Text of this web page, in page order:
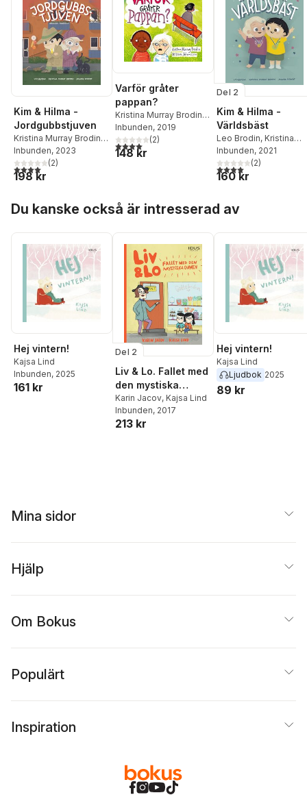
Kim & Hilma -
Jordgubbstjuven
Kristina Murray Brodin,
Leo Brodin
Inbunden, 2023
4,0utav 5 stjärnor. Totalt antal röster:
(2)
198 kr
Varför gråter
pappan?
Kristina Murray Brodin,
Bettina Johansson
Inbunden, 2019
4,0utav 5 stjärnor. Totalt antal röster:
(2)
148 kr
Del 2
Kim & Hilma -
Världsbäst
Leo Brodin, Kristina
Murray Brodin
Inbunden, 2021
4,0utav 5 stjärnor.
(2)
160 kr
Du kanske också är intresserad av
Hej vintern!
Kajsa Lind
Inbunden, 2025
161 kr
Del 2
Liv & Lo. Fallet med
den mystiska
damen
Karin Jacov, Kajsa Lind
Inbunden, 2017
213 kr
Hej vintern!
Kajsa Lind
Ljudbok 2025
89 kr
Mina sidor
Hjälp
Om Bokus
Populärt
Inspiration